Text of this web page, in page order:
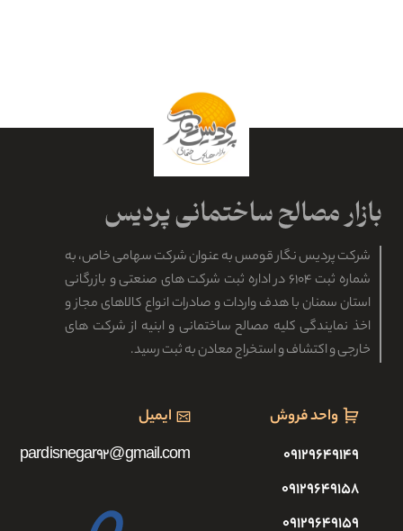
قیمت هر تن گچ ضد رطوبت سمنان
بیشترین کاربرد آن در مناطق شمال و جنوب کشور با درصد رطوبت بالای
هواست. بارزترین ویژگی این گچ همانطور…
مطالعه بیشتر